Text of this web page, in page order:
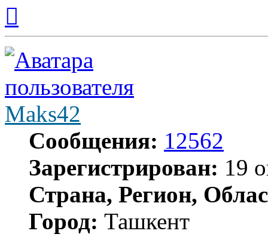
началу
Maks42
Сообщения: 12562
Зарегистрирован: 19
Страна, Регион,
Город: Ташкент